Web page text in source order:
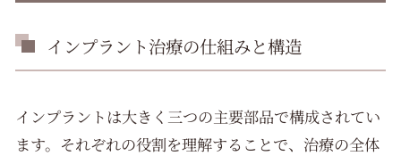
インプラント治療の仕組みと構造
インプラントは大きく三つの主要部品で構成されてい
ます。それぞれの役割を理解することで、治療の全体